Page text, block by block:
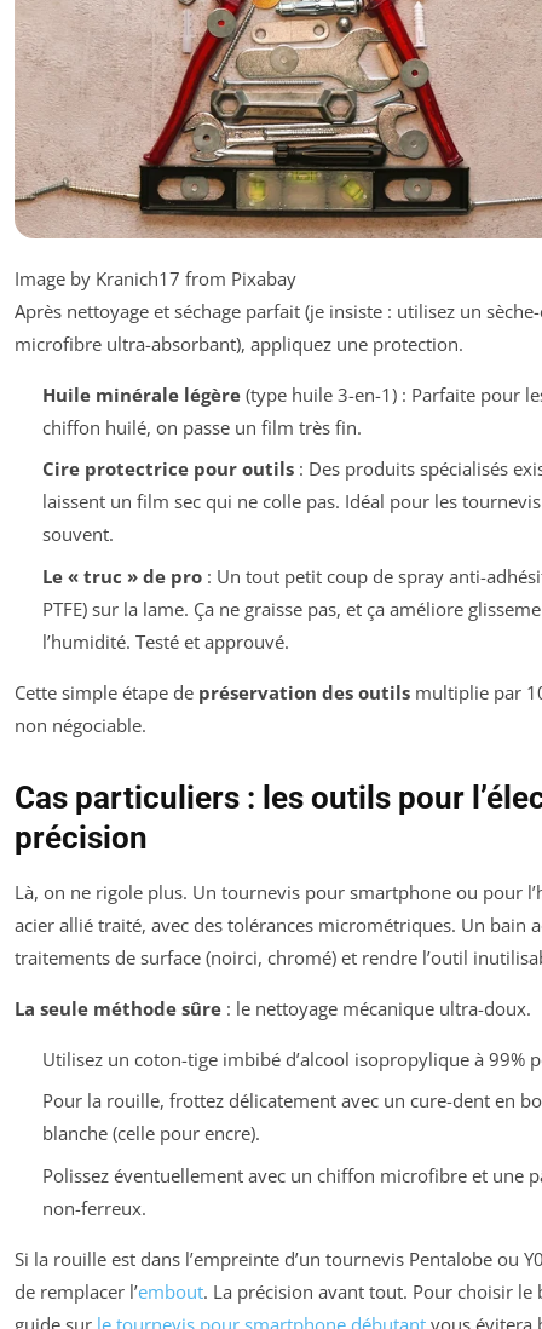
Image by Kranich17 from Pixabay
Après nettoyage et séchage parfait (je insiste : utilisez un
microfibre ultra-absorbant), appliquez une protection.
Huile minérale légère(type huile 3-en-1) : Parfaite pour
chiffon huilé, on passe un film très fin.
Cire protectrice pour outils: Des produits spécialisés
laissent un film sec qui ne colle pas. Idéal pour les
souvent.
Le « truc » de pro: Un tout petit coup de spray anti-
PTFE) sur la lame. Ça ne graisse pas, et ça améliore
l’humidité. Testé et approuvé.
Cette simple étape de préservation des outils multiplie par
non négociable.
Cas particuliers : les outils pour
précision
Là, on ne rigole plus. Un tournevis pour smartphone ou pour
acier allié traité, avec des tolérances micrométriques. Un bain
traitements de surface (noirci, chromé) et rendre l’outil
La seule méthode sûre : le nettoyage mécanique ultra-doux.
Utilisez un coton-tige imbibé d’alcool isopropylique à 99%
Pour la rouille, frottez délicatement avec un cure-dent en
blanche (celle pour encre).
Polissez éventuellement avec un chiffon microfibre et une
non-ferreux.
Si la rouille est dans l’empreinte d’un tournevis Pentalobe ou
de remplacer l’embout. La précision avant tout. Pour choisir
guide sur le tournevis pour smartphone débutant vous évitera